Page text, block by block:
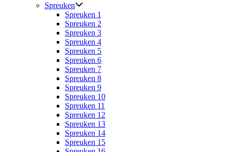
Spreuken
Spreuken 1
Spreuken 2
Spreuken 3
Spreuken 4
Spreuken 5
Spreuken 6
Spreuken 7
Spreuken 8
Spreuken 9
Spreuken 10
Spreuken 11
Spreuken 12
Spreuken 13
Spreuken 14
Spreuken 15